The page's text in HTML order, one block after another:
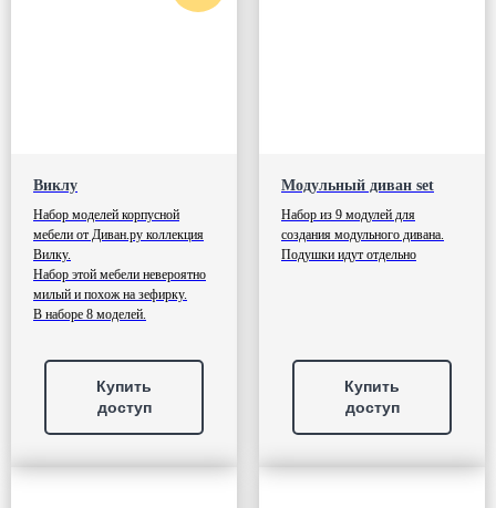
Виклу
Набор моделей корпусной
мебели от Диван.ру коллекция
Вилку.
Набор этой мебели невероятно
милый и похож на зефирку.
В наборе 8 моделей.
Купить
доступ
Модульный диван set
Набор из 9 модулей для
создания модульного дивана.
Подушки идут отдельно
Купить
доступ